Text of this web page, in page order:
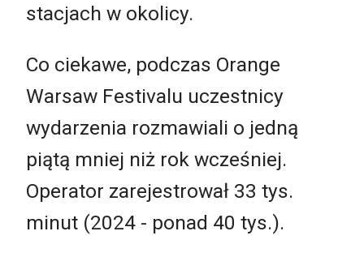
stacjach w okolicy.
Co ciekawe, podczas Orange
Warsaw Festivalu uczestnicy
wydarzenia rozmawiali o jedną
piątą mniej niż rok wcześniej.
Operator zarejestrował 33 tys.
minut (2024 - ponad 40 tys.).